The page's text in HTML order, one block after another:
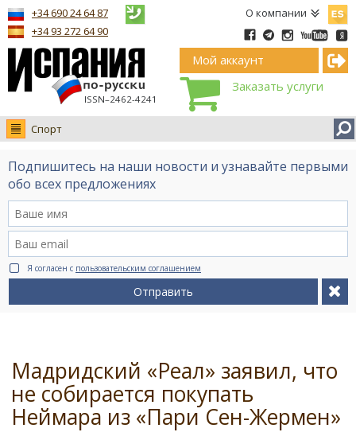
О компании
ISSN–2462-4241
+34 690 24 64 87
+34 93 272 64 90
Мой аккаунт
Заказать услуги
Спорт
Новости
Интервью
Видео Ruso.TV
BCN life
Сервис на немецком
Подпишитесь на наши новости и узнавайте первыми
обо всех предложениях
Я согласен с пользовательским соглашением
Отправить
Мадридский «Реал» заявил, что
не собирается покупать
Неймара из «Пари Сен-Жермен»